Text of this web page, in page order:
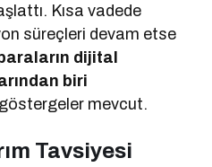
Kısa vadede
süreçleri devam etse
dijital
biri
mevcut.
Tavsiyesi